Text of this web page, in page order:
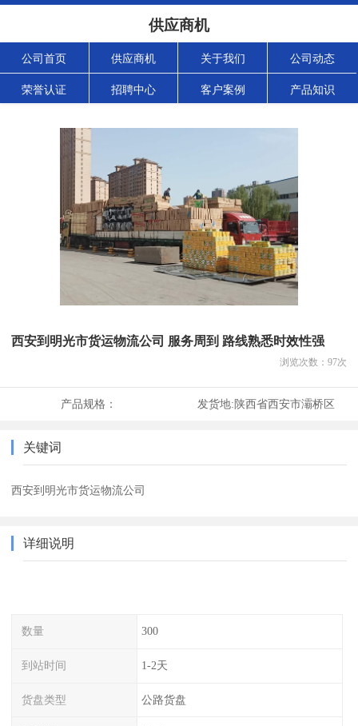
供应商机
公司首页 供应商机 关于我们 公司动态
荣誉认证 招聘中心 客户案例 产品知识
西安到明光市货运物流公司 服务周到 路线熟悉时效性强
浏览次数： 97次
产品规格： 发货地:陕西省西安市灞桥区
关键词
西安到明光市货运物流公司
详细说明
数量 300
到站时间 1-2天
货盘类型 公路货盘